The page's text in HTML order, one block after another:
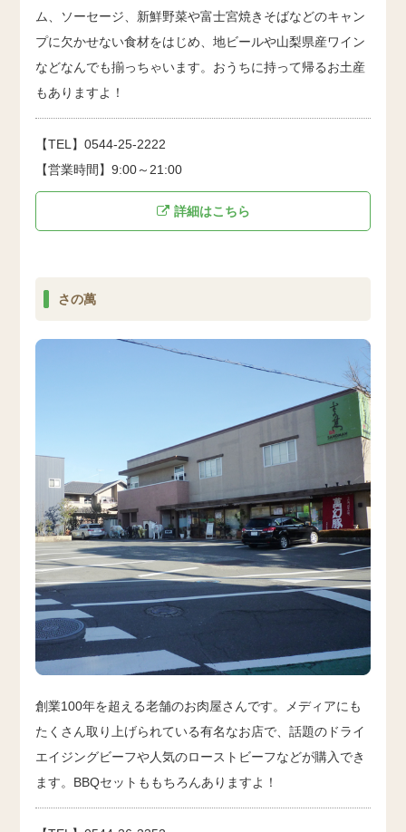
ム、ソーセージ、新鮮野菜や富士宮焼きそばなどのキャン
プに欠かせない食材をはじめ、地ビールや山梨県産ワイン
などなんでも揃っちゃいます。おうちに持って帰るお土産
もありますよ！
【TEL】0544-25-2222
【営業時間】9:00～21:00
詳細はこちら
さの萬
創業100年を超える老舗のお肉屋さんです。メディアにも
たくさん取り上げられている有名なお店で、話題のドライ
エイジングビーフや人気のローストビーフなどが購入でき
ます。BBQセットももちろんありますよ！